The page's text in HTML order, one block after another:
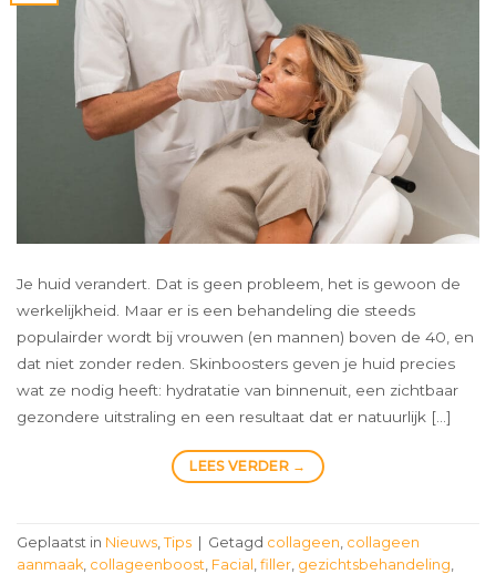
Je huid verandert. Dat is geen probleem, het is gewoon de
werkelijkheid. Maar er is een behandeling die steeds
populairder wordt bij vrouwen (en mannen) boven de 40, en
dat niet zonder reden. Skinboosters geven je huid precies
wat ze nodig heeft: hydratatie van binnenuit, een zichtbaar
gezondere uitstraling en een resultaat dat er natuurlijk […]
LEES VERDER →
Geplaatst in Nieuws Tips | Getagd collageen collageen
aanmaak collageenboost Facial filler gezichtsbehandeling